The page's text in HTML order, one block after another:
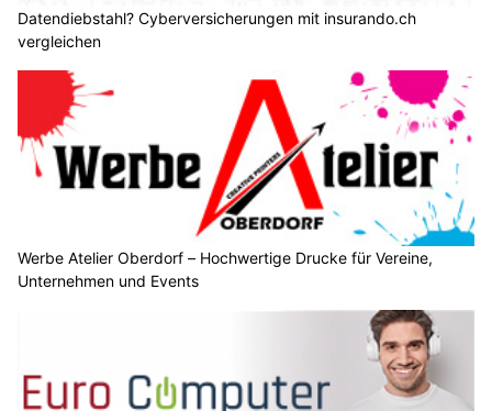
Datendiebstahl? Cyberversicherungen mit insurando.ch
vergleichen
Werbe Atelier Oberdorf – Hochwertige Drucke für Vereine,
Unternehmen und Events